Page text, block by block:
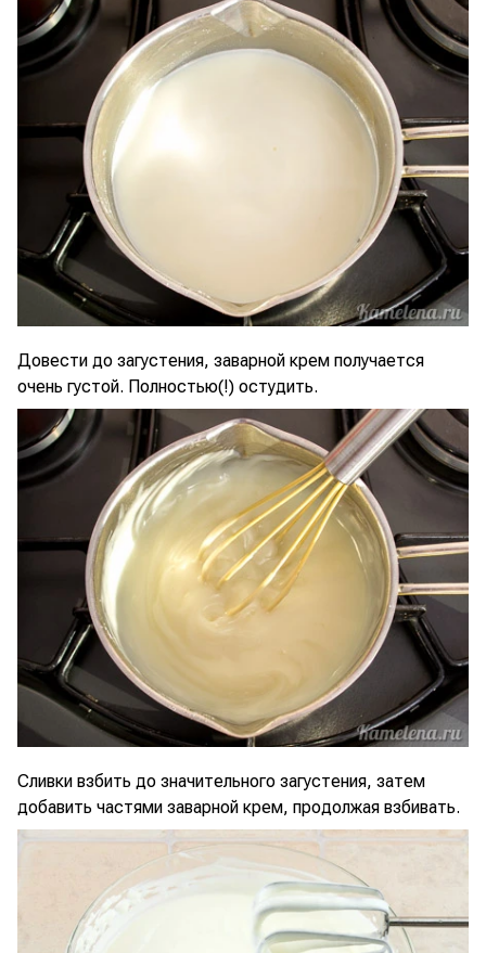
Довести до загустения, заварной крем получается
очень густой. Полностью(!) остудить.
Сливки взбить до значительного загустения, затем
добавить частями заварной крем, продолжая взбивать.